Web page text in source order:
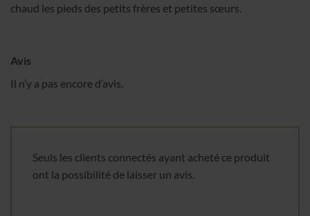
chaud les pieds des petits frères et petites sœurs.
Avis
Il n’y a pas encore d’avis.
Seuls les clients connectés ayant acheté ce produit
ont la possibilité de laisser un avis.